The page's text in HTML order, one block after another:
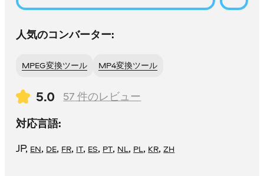
人気のコンバーター:
MPEG変換ツール MP4変換ツール
5.0 57 件のレビュー
対応言語:
JP, EN, DE, FR, IT, ES, PT, NL, PL, KR,ZH